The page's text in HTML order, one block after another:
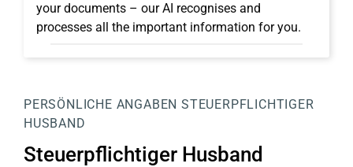
your documents – our AI recognises and
processes all the important information for you.
PERSÖNLICHE ANGABEN STEUERPFLICHTIGER
HUSBAND
Steuerpflichtiger Husband